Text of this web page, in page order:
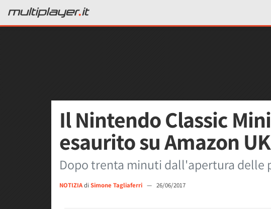
Il Nintendo Classic
esaurito su Amazon UK
Dopo trenta minuti dall'apertura delle
NOTIZIAdi Simone Tagliaferri — 26/06/2017